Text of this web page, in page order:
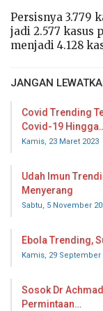
Persisnya 3.779
jadi 2.577 kasus
menjadi 4.128
JANGAN
Covid Trending
Covid-19
Kamis, 23 Maret 2023
Udah Imun
Menyerang
Sabtu, 5 November
Ebola Trending,
Kamis, 29 September
Sosok Dr
Permintaan…